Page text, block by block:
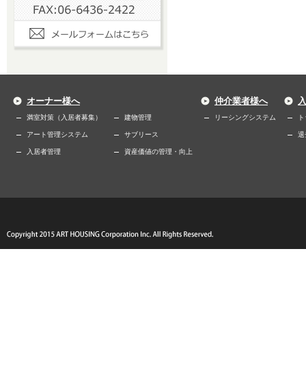
オーナー様へ 仲介業者様へ
満室対策（入居者募集） 建物管理 リーシングシステム
アート管理システム サブリース 退
入居者管理 資産価値の管理・向上